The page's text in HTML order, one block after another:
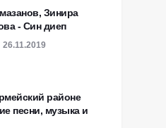
Зинира
- Син диеп
26.11.2019
районе
песни, музыка и